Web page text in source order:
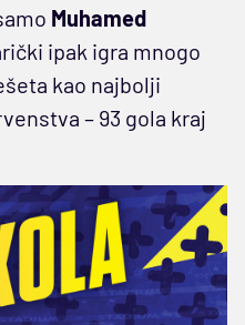
Muhamed
ipak igra mnogo
kao najbolji
– 93 gola kraj